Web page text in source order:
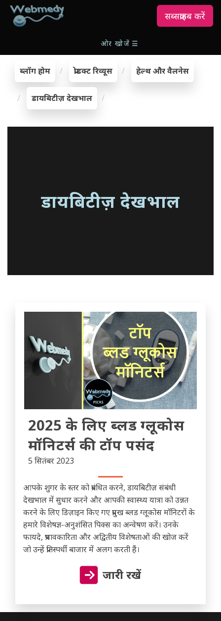
सब्सक्राइब करें
ओर खोजें ☰
ब्लॉग होम प्रोडक्ट रिव्यूस हेल्थ और वैलनेस
डायबिटीज़ देखभाल
डायबिटीज़ देखभाल
2025 के लिए ब्लड ग्लूकोस
मॉनिटर्स की टॉप पसंद
5 सितंबर 2023
आपके शुगर के स्तर को प्रबंधित करने, डायबिटीज़ संबंधी
देखभाल में सुधार करने और आपकी स्वास्थ्य यात्रा को उन्नत
करने के लिए डिज़ाइन किए गए प्रमुख ब्लड ग्लूकोस मॉनिटरों के
हमारे विशेषज्ञ-अनुशंसित पिक्स का अन्वेषण करें। उनके
फायदे, प्रभावकारिता और अद्वितीय विशेषताओं की खोज करें
जो उन्हें प्रतिस्पर्धी बाजार में अलग करती हैं।
जारी रखें